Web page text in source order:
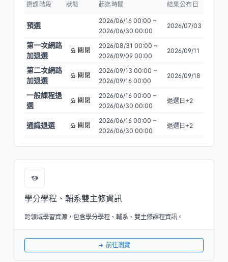
選課階段 狀態 起迄時間 結果公布日
預選
2026/06/16 00:00 ~
2026/06/30 00:00
2026/07/03
第一次網路
加退選
關閉
2026/08/31 00:00 ~
2026/09/09 00:00
2026/09/11
第二次網路
加退選
關閉
2026/09/13 00:00 ~
2026/09/16 00:00
2026/09/18
一般課程退
選
關閉
2026/06/16 00:00 ~
2026/06/30 00:00
退選日+2
通識退選 關閉
2026/06/16 00:00 ~
2026/06/30 00:00
退選日+2
學分學程、輔系雙主修資訊
跨領域學習資源，包含學分學程、輔系、雙主修課程資訊。
前往瀏覽